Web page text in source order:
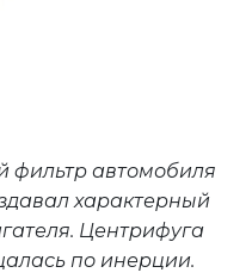
автомобиля
характерный
Центрифуга
по инерции.